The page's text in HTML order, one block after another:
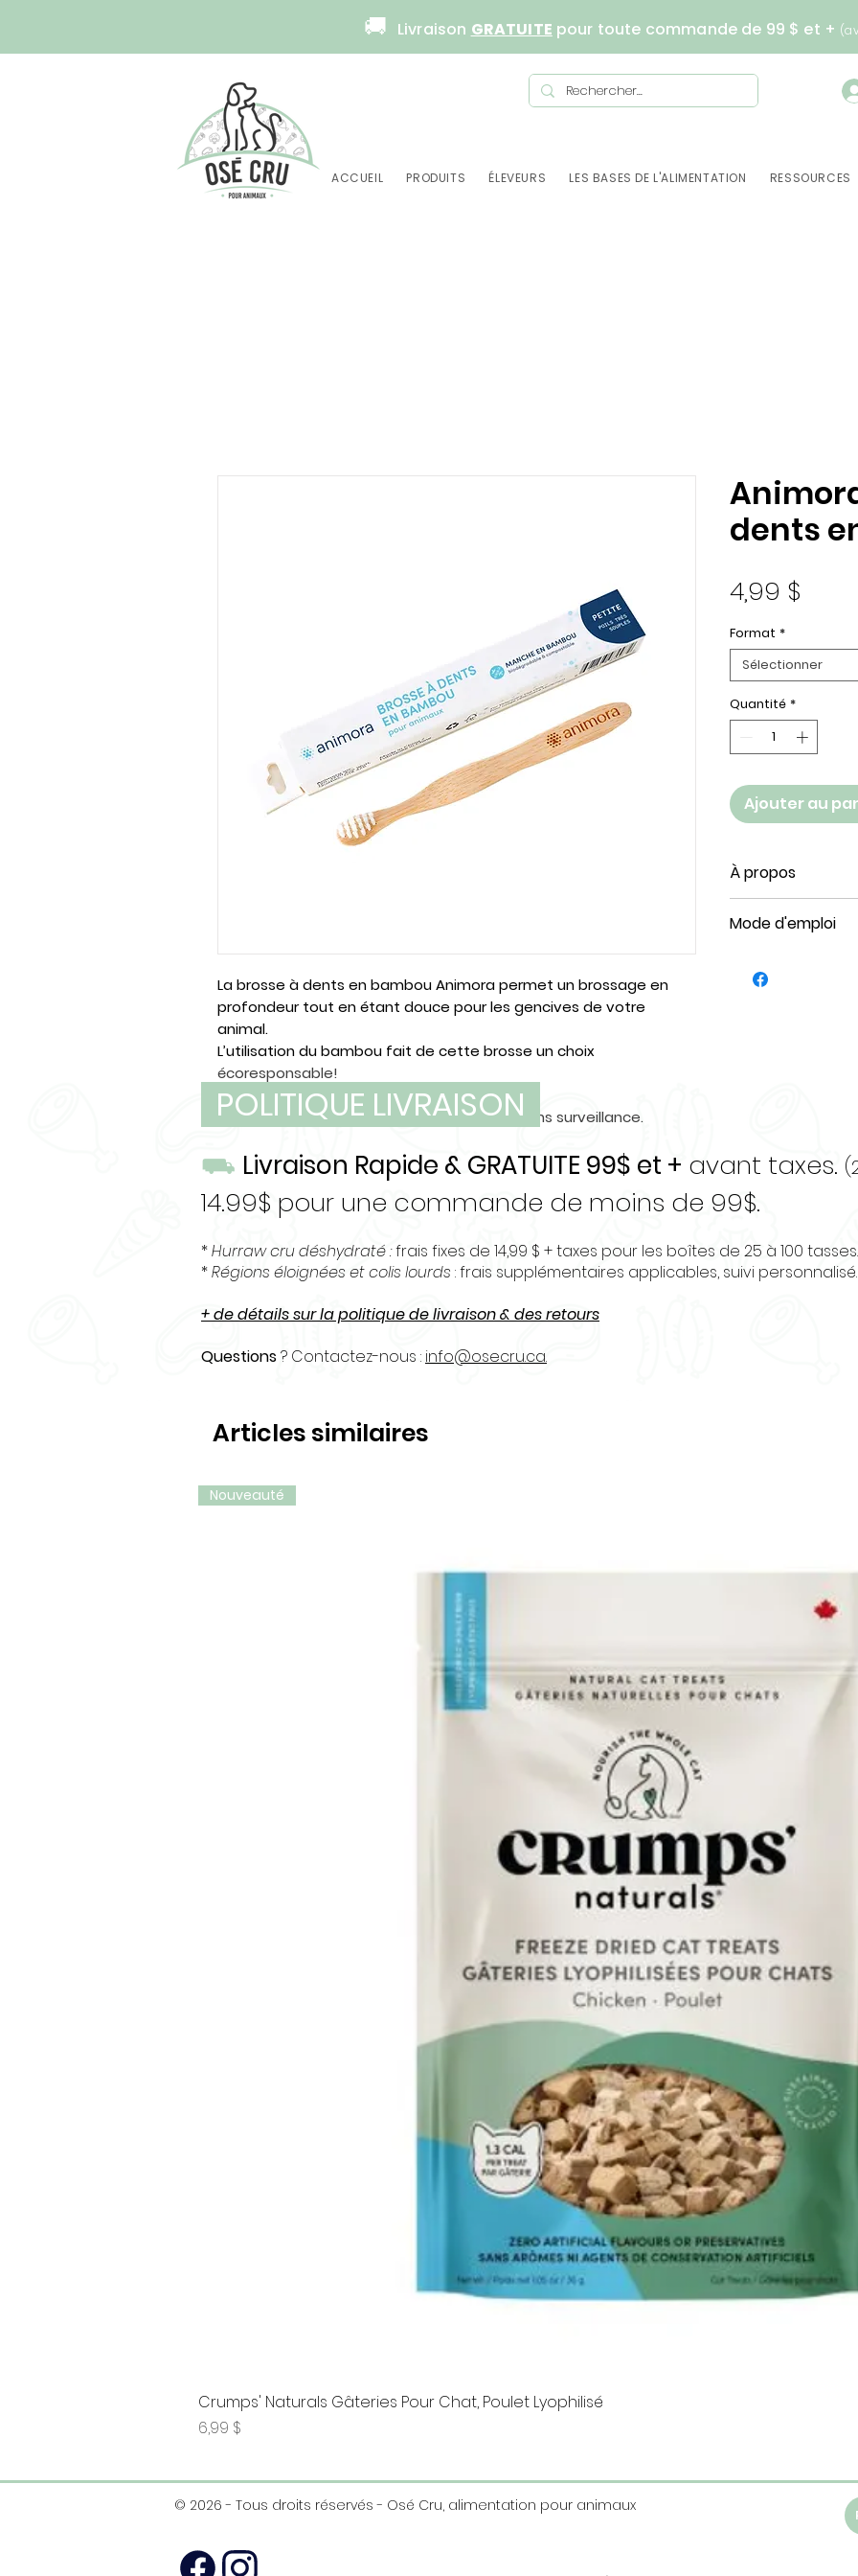
🚚 Livraison GRATUITE pour toute commande de 99 $ et +
ACCUEIL PRODUITS ÉLEVEURS LES BASES DE L'ALIMENTATION RESSOURCES
La brosse à dents en bambou Animora permet un brossage en
profondeur tout en étant douce pour les gencives de votre
animal.
L’utilisation du bambou fait de cette brosse un choix
écoresponsable!
Ne pas laisser la brosse à dents à l’animal sans surveillance.
dents
4,99 $
Format *
Sélectionner
Quantité *
Ajouter au
À propos
permet de
du tartre. Ses
Mode d'emploi
Il est important
POLITIQUE LIVRAISON
⛟ Livraison Rapide & GRATUITE 99$ et + avant taxes.
14.99$ pour une commande de moins de 99$.
*Hurraw cru déshydraté :frais fixes de 14,99 $ + taxes pour les boîtes de 25 à 100 tasses.
*Régions éloignées et colis lourds : frais supplémentaires applicables, suivi personnalisé.
+ de détails sur la politique de livraison & des retours
Questions? Contactez-nous : info@osecru.ca.
Articles similaires
Aperçu rapide
Nouveauté
Crumps' Naturals Gâteries Pour Chat, Poulet Lyophilisé
Prix
6,99 $
© 2026 - Tous droits réservés - Osé Cru, alimentation pour animaux